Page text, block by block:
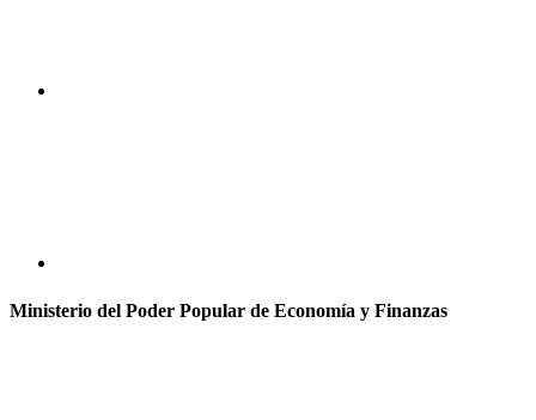
Ministerio del Poder Popular de Economía y Finanzas